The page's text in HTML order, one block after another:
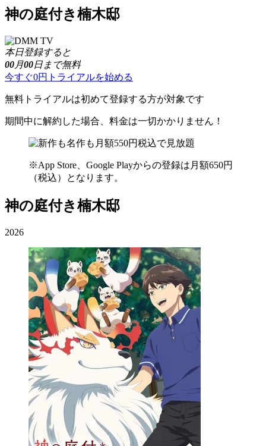
神の庭付き楠木邸
本日登録すると
00月00日まで無料
今すぐ0円トライアルを始める
無料トライアルは初めて登録する方が対象です
期間中に解約した場合、料金は一切かかりません！
※App Store、Google Playからの登録は月額650円
（税込）となります。
神の庭付き楠木邸
2026